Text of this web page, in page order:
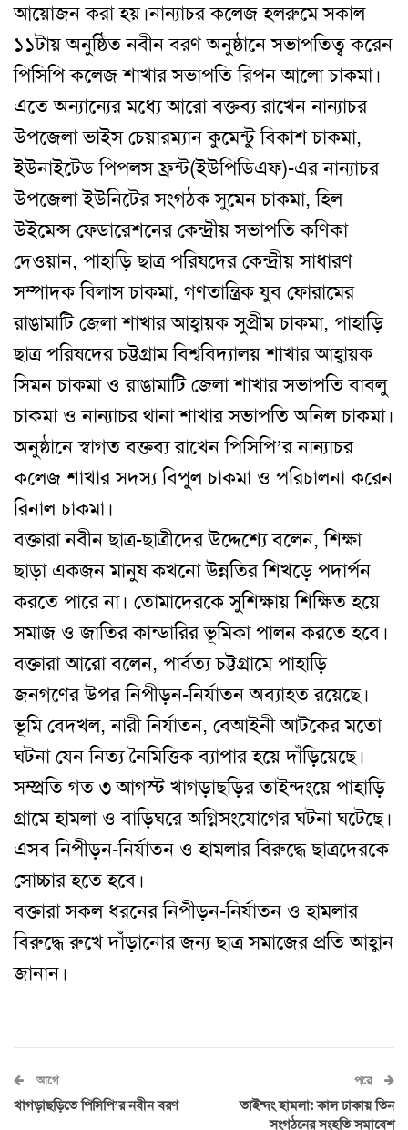
আয়োজন করা হয়।নান্যাচর কলেজ হলরুমে সকাল
১১টায় অনুষ্ঠিত নবীন বরণ অনুষ্ঠানে সভাপতিত্ব করেন
পিসিপি কলেজ শাখার সভাপতি রিপন আলো চাকমা।
এতে অন্যান্যের মধ্যে আরো বক্তব্য রাখেন নান্যাচর
উপজেলা ভাইস চেয়ারম্যান কুমেন্টু বিকাশ চাকমা,
ইউনাইটেড পিপলস ফ্রন্ট(ইউপিডিএফ)-এর নান্যাচর
উপজেলা ইউনিটের সংগঠক সুমেন চাকমা, হিল
উইমেন্স ফেডারেশনের কেন্দ্রীয় সভাপতি কণিকা
দেওয়ান, পাহাড়ি ছাত্র পরিষদের কেন্দ্রীয় সাধারণ
সম্পাদক বিলাস চাকমা, গণতান্ত্রিক যুব ফোরামের
রাঙামাটি জেলা শাখার আহ্বায়ক সুপ্রীম চাকমা, পাহাড়ি
ছাত্র পরিষদের চট্টগ্রাম বিশ্ববিদ্যালয় শাখার আহ্বায়ক
সিমন চাকমা ও রাঙামাটি জেলা শাখার সভাপতি বাবলু
চাকমা ও নান্যাচর থানা শাখার সভাপতি অনিল চাকমা।
অনুষ্ঠানে স্বাগত বক্তব্য রাখেন পিসিপি’র নান্যাচর
কলেজ শাখার সদস্য বিপুল চাকমা ও পরিচালনা করেন
রিনাল চাকমা।
বক্তারা নবীন ছাত্র-ছাত্রীদের উদ্দেশ্যে বলেন, শিক্ষা
ছাড়া একজন মানুষ কখনো উন্নতির শিখড়ে পদার্পন
করতে পারে না। তোমাদেরকে সুশিক্ষায় শিক্ষিত হয়ে
সমাজ ও জাতির কান্ডারির ভূমিকা পালন করতে হবে।
বক্তারা আরো বলেন, পার্বত্য চট্টগ্রামে পাহাড়ি
জনগণের উপর নিপীড়ন-নির্যাতন অব্যাহত রয়েছে।
ভূমি বেদখল, নারী নির্যাতন, বেআইনী আটকের মতো
ঘটনা যেন নিত্য নৈমিত্তিক ব্যাপার হয়ে দাঁড়িয়েছে।
সম্প্রতি গত ৩ আগস্ট খাগড়াছড়ির তাইন্দংয়ে পাহাড়ি
গ্রামে হামলা ও বাড়িঘরে অগ্নিসংযোগের ঘটনা ঘটেছে।
এসব নিপীড়ন-নির্যাতন ও হামলার বিরুদ্ধে ছাত্রদেরকে
সোচ্চার হতে হবে।
বক্তারা সকল ধরনের নিপীড়ন-নির্যাতন ও হামলার
বিরুদ্ধে রুখে দাঁড়ানোর জন্য ছাত্র সমাজের প্রতি আহ্বান
জানান।
আগে
খাগড়াছড়িতে পিসিপি’র নবীন বরণ
পরে
তাইন্দং হামলা: কাল ঢাকায় তিন
সংগঠনের সংহতি সমাবেশ